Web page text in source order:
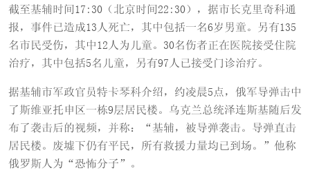
截至基辅时间17:30（北京时间22:30），据市长克里奇科通
报，事件已造成13人死亡，其中包括一名6岁男童。另有135
名市民受伤，其中12人为儿童。30名伤者正在医院接受住院
治疗，其中包括5名儿童，另有97人已接受门诊治疗。
据基辅市军政官员特卡琴科介绍，约凌晨5点，俄军导弹击中
了斯维亚托申区一栋9层居民楼。乌克兰总统泽连斯基随后发
布了袭击后的视频，并称：“基辅，被导弹袭击。导弹直击
居民楼。废墟下仍有平民，所有救援力量均已到场。”他称
俄罗斯人为“恐怖分子”。